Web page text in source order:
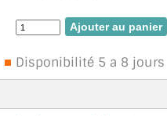
Disponibilité 5 a 8 jours